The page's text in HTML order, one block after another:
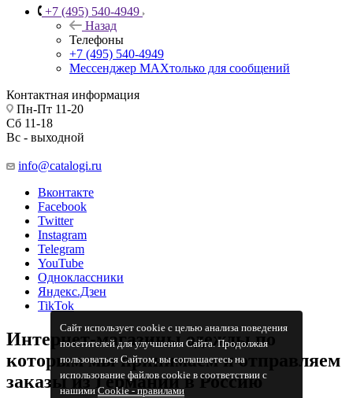
Сайт использует cookie с целью анализа поведения
посетителей для улучшения Сайта. Продолжая
пользоваться Сайтом, вы соглашаетесь на
использование файлов cookie в соответствии с
нашимиCookiе - правилами
+7 (495) 540-4949
Назад
Телефоны
+7 (495) 540-4949
Мессенджер МАХтолько для сообщений
Контактная информация
Пн-Пт 11-20
Сб 11-18
Вс - выходной
info@catalogi.ru
Вконтакте
Facebook
Twitter
Instagram
Telegram
YouTube
Одноклассники
Яндекс.Дзен
TikTok
Интернет-магазины одежды по
которым мы принимаем и отправляем
заказы из Германии в Россию